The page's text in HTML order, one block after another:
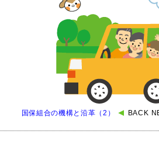
国保組合の機構と沿革（2） BACK